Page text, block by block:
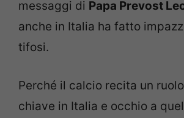
messaggi di Papa Prevost
anche in Italia ha fatto
tifosi.
Perché il calcio recita un
chiave in Italia e occhio a